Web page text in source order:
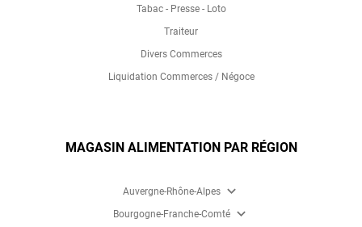
Tabac - Presse - Loto
Traiteur
Divers Commerces
Liquidation Commerces / Négoce
MAGASIN ALIMENTATION PAR RÉGION
Auvergne-Rhône-Alpes expand_more
Bourgogne-Franche-Comté expand_more